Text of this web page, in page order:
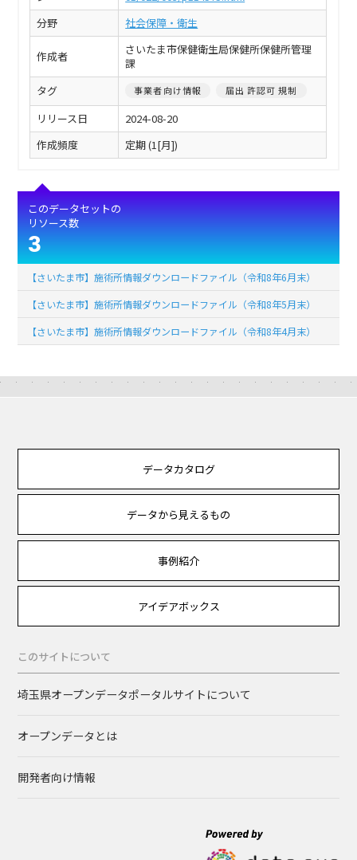
分野
社会保障・衛生
作成者
さいたま市保健衛生局保健所保健所管理
課
タグ
事業者向け情報 届出 許認可 規制
リリース日
2024-08-20
作成頻度
定期 (1[月])
このデータセットの
リソース数
3
【さいたま市】施術所情報ダウンロードファイル（令和8年6月末）
【さいたま市】施術所情報ダウンロードファイル（令和8年5月末）
【さいたま市】施術所情報ダウンロードファイル（令和8年4月末）
データカタログ
データから見えるもの
事例紹介
アイデアボックス
このサイトについて
埼玉県オープンデータポータルサイトについて
オープンデータとは
開発者向け情報